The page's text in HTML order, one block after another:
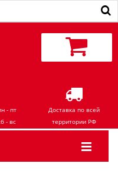
- пт
- вс
Доставка по всей
территории РФ